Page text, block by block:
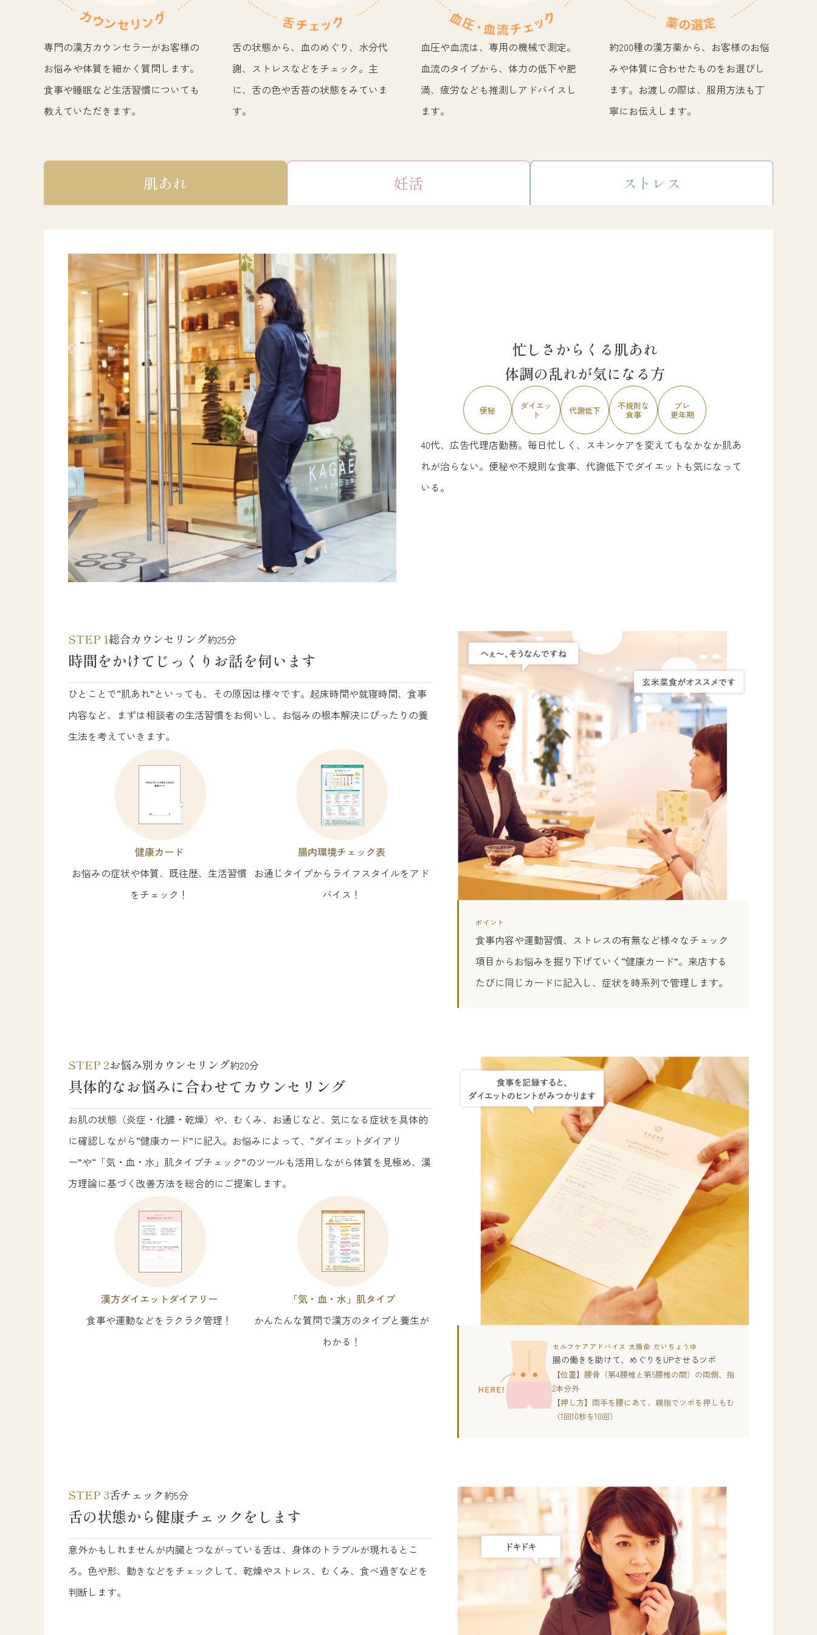
専門の漢方カウンセラーがお客様の
お悩みや体質を細かく質問します。
食事や睡眠など生活習慣についても
教えていただきます。
舌の状態から、血のめぐり、水分代
謝、ストレスなどをチェック。主
に、舌の色や舌苔の状態をみていま
す。
血圧や血流は、専用の機械で測定。
血流のタイプから、体力の低下や肥
満、疲労なども推測しアドバイスし
ます。
約200種の漢方薬から、お客様のお悩
みや体質に合わせたものをお選びし
ます。お渡しの際は、服用方法も丁
寧にお伝えします。
肌あれ 妊活 ストレス
忙しさからくる肌あれ
体調の乱れが気になる方
便秘 ダイエッ
ト 代謝低下 不規則な
食事
ブレ
更年期
40代、広告代理店勤務。毎日忙しく、スキンケアを変えてもなかなか肌あ
れが治らない。便秘や不規則な食事、代謝低下でダイエットも気になって
いる。
STEP 1総合カウンセリング約25分
時間をかけてじっくりお話を伺います
ひとことで“肌あれ”といっても、その原因は様々です。起床時間や就寝時間、食事
内容など、まずは相談者の生活習慣をお伺いし、お悩みの根本解決にぴったりの養
生法を考えていきます。
健康カード
お悩みの症状や体質、既往歴、生活習慣
をチェック！
腸内環境チェック表
お通じタイプからライフスタイルをアド
バイス！
ポイント
食事内容や運動習慣、ストレスの有無など様々なチェック
項目からお悩みを掘り下げていく“健康カード”。来店する
たびに同じカードに記入し、症状を時系列で管理します。
STEP 2お悩み別カウンセリング約20分
具体的なお悩みに合わせてカウンセリング
お肌の状態（炎症・化膿・乾燥）や、むくみ、お通じなど、気になる症状を具体的
に確認しながら“健康カード”に記入。お悩みによって、“ダイエットダイアリ
ー”や“「気・血・水」肌タイプチェック”のツールも活用しながら体質を見極め、漢
方理論に基づく改善方法を総合的にご提案します。
漢方ダイエットダイアリー
食事や運動などをラクラク管理！
「気・血・水」肌タイプ
かんたんな質問で漢方のタイプと養生が
わかる！
セルフケアアドバイス 大腸兪 だいちょうゆ
腸の働きを助けて、めぐりをUPさせるツボ
【位置】腰骨（第4腰椎と第5腰椎の間）の両側、指
2本分外
【押し方】両手を腰にあて、親指でツボを押しもむ
（1回10秒を10回）
STEP 3舌チェック 約5分
舌の状態から健康チェックをします
意外かもしれませんが内臓とつながっている舌は、身体のトラブルが現れるとこ
ろ。色や形、動きなどをチェックして、乾燥やストレス、むくみ、食べ過ぎなどを
判断します。